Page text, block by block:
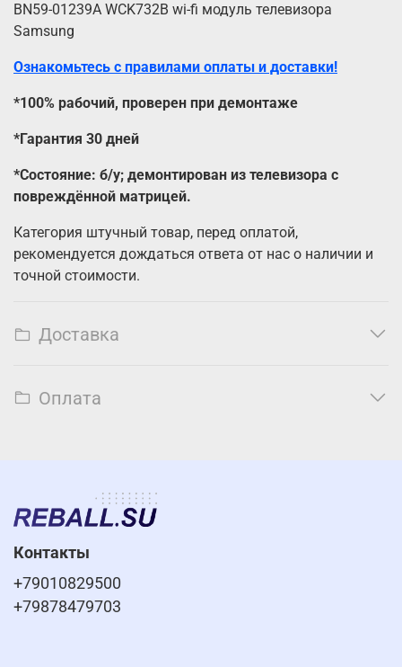
BN59-01239A WCK732B wi-fi модуль телевизора
Samsung
Ознакомьтесь с правилами оплаты и доставки!
*100% рабочий, проверен при демонтаже
*Гарантия 30 дней
*Состояние: б/у; демонтирован из телевизора с
повреждённой матрицей.
Категория штучный товар, перед оплатой,
рекомендуется дождаться ответа от нас о наличии и
точной стоимости.
Доставка
Оплата
Контакты
+79010829500
+79878479703